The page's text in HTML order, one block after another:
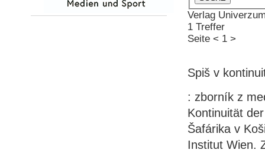
Verlag
1 Treffer
Seite < 1 >
Spiš v
: zborník z
Kontinuität
Šafárika v
Institut Wien.